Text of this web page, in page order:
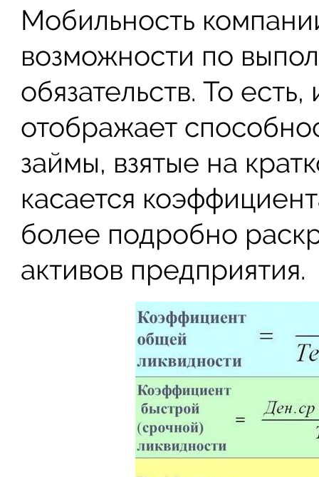
Мобильность
возможности по
обязательств. То
отображает
займы, взятые на
касается
более подробно
активов предприятия.